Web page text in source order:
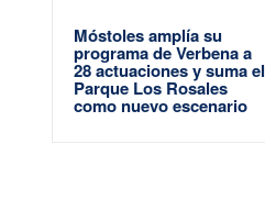
Móstoles amplía su
programa de Verbena a
28 actuaciones y suma el
Parque Los Rosales
como nuevo escenario